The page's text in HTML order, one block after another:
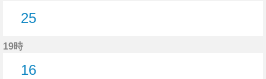
25
19時
16